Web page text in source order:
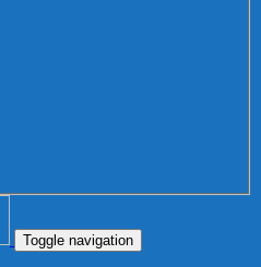
Toggle navigation